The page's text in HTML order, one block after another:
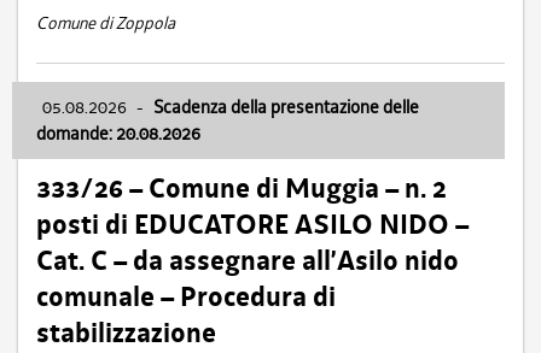
Comune di Zoppola
05.08.2026 - Scadenza della presentazione delle
domande: 20.08.2026
333/26 – Comune di Muggia – n. 2
posti di EDUCATORE ASILO NIDO –
Cat. C – da assegnare all’Asilo nido
comunale – Procedura di
stabilizzazione